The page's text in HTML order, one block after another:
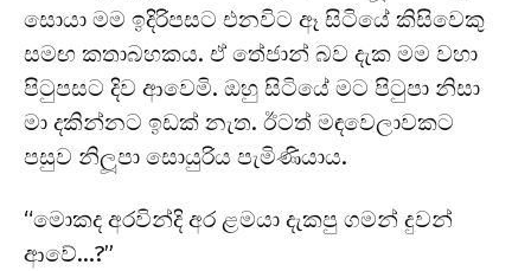
සොයා මම ඉදිරිපසට එනවිට ඈ සිටියේ කිසිවෙකු
සමඟ කතාබහකය. ඒ තේජාන් බව දැක මම වහා
පිටුපසට දිව ආවෙමි. ඔහු සිටියේ මට පිටුපා නිසා
මා දකින්නට ඉඩක් නැත. ඊටත් මඳවෙලාවකට
පසුව නිලූපා සොයුරිය පැමිණියාය.
“මොකද අරවින්දි අර ළමයා දැකපු ගමන් දුවන්
ආවේ…?”